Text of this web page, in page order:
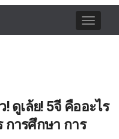
Toggle
ดูเล้ย! 5จี คืออะไร
การศึกษา การ